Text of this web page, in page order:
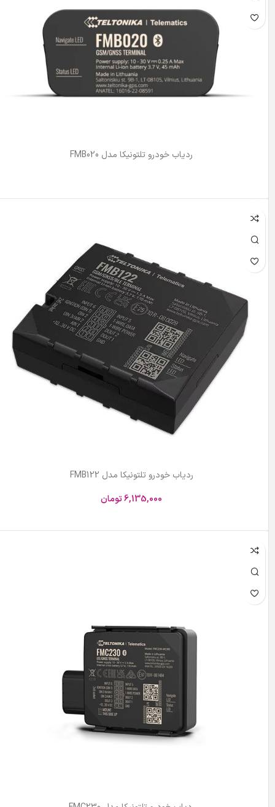
ردیاب خودرو تلتونیکا مدل FMB020
ردیاب خودرو تلتونیکا مدل FMB122
6,135,000تومان